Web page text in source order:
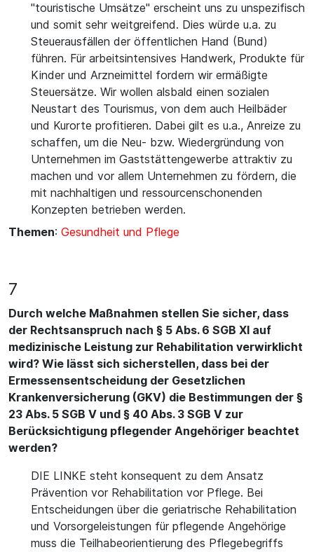
"touristische Umsätze" erscheint uns zu unspezifisch
und somit sehr weitgreifend. Dies würde u.a. zu
Steuerausfällen der öffentlichen Hand (Bund)
führen. Für arbeitsintensives Handwerk, Produkte für
Kinder und Arzneimittel fordern wir ermäßigte
Steuersätze. Wir wollen alsbald einen sozialen
Neustart des Tourismus, von dem auch Heilbäder
und Kurorte profitieren. Dabei gilt es u.a., Anreize zu
schaffen, um die Neu- bzw. Wiedergründung von
Unternehmen im Gaststättengewerbe attraktiv zu
machen und vor allem Unternehmen zu fördern, die
mit nachhaltigen und ressourcenschonenden
Konzepten betrieben werden.
Themen: Gesundheit und Pflege
7
Durch welche Maßnahmen stellen Sie sicher, dass
der Rechtsanspruch nach § 5 Abs. 6 SGB XI auf
medizinische Leistung zur Rehabilitation verwirklicht
wird? Wie lässt sich sicherstellen, dass bei der
Ermessensentscheidung der Gesetzlichen
Krankenversicherung (GKV) die Bestimmungen der §
23 Abs. 5 SGB V und § 40 Abs. 3 SGB V zur
Berücksichtigung pflegender Angehöriger beachtet
werden?
DIE LINKE steht konsequent zu dem Ansatz
Prävention vor Rehabilitation vor Pflege. Bei
Entscheidungen über die geriatrische Rehabilitation
und Vorsorgeleistungen für pflegende Angehörige
muss die Teilhabeorientierung des Pflegebegriffs